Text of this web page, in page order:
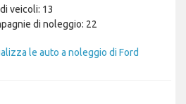
veicoli: 13
di noleggio: 22
le auto a noleggio di Ford